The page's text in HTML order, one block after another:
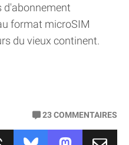
d'abonnement
format microSIM
du vieux continent.
23COMMENTAIRES